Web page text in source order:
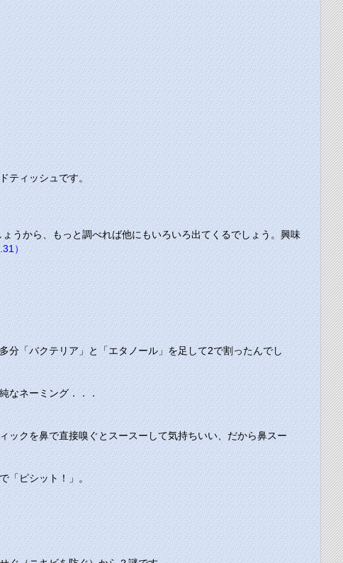
ティッシュです。
うから、もっと調べれば他にもいろいろ出てくるでしょう。興味
）
分「バクテリア」と「エタノール」を足して2で割ったんでし
なネーミング．．．
ックを鼻で直接嗅ぐとスースーして気持ちいい、だから鼻スー
「ピシット！」。